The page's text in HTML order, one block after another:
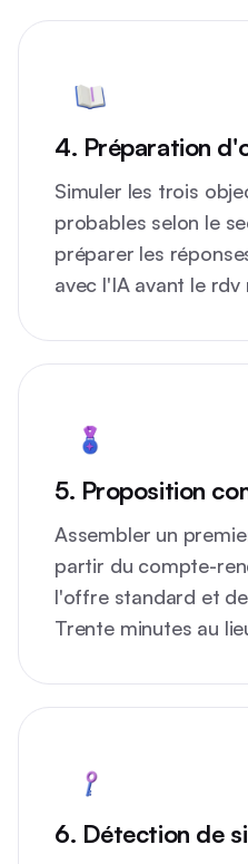
4. Préparation
Simuler les trois
probables selon le
préparer les
avec l'IA avant le rdv
5. Proposition
Assembler un
partir du compte-
l'offre standard et
Trente minutes au
6. Détection de